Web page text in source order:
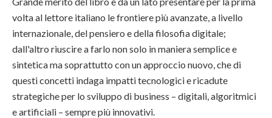
volta al lettore italiano le frontiere più avanzate, a livello
internazionale, del pensiero e della filosofia digitale;
dall'altro riuscire a farlo non solo in maniera semplice e
sintetica ma soprattutto con un approccio nuovo, che di
questi concetti indaga impatti tecnologici e ricadute
strategiche per lo sviluppo di business – digitali, algoritmici
e artificiali – sempre più innovativi.